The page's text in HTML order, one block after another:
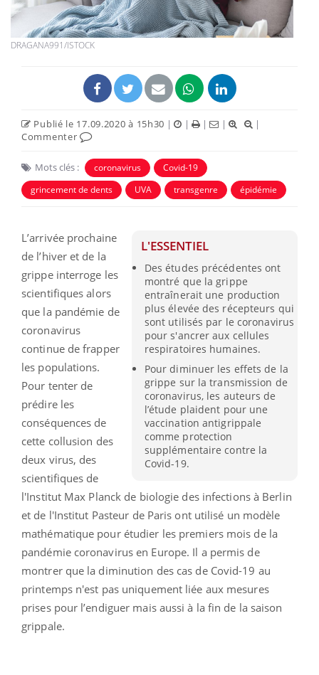
DRAGANA991/ISTOCK
Publié le 17.09.2020 à 15h30 | | | |
|
Commenter
Mots clés : coronavirus
Covid-19
grincement de dents
UVA transgenre épidémie
L'ESSENTIEL
Des études précédentes ont
montré que la grippe
entraînerait une production
plus élevée des récepteurs qui
sont utilisés par le coronavirus
pour s'ancrer aux cellules
respiratoires humaines.
Pour diminuer les effets de la
grippe sur la transmission de
coronavirus, les auteurs de
l’étude plaident pour une
vaccination antigrippale
comme protection
supplémentaire contre la
Covid-19.
L’arrivée prochaine
de l’hiver et de la
grippe interroge les
scientifiques alors
que la pandémie de
coronavirus
continue de frapper
les populations.
Pour tenter de
prédire les
conséquences de
cette collusion des
deux virus, des
scientifiques de
l'Institut Max Planck de biologie des infections à Berlin
et de l'Institut Pasteur de Paris ont utilisé un modèle
mathématique pour étudier les premiers mois de la
pandémie coronavirus en Europe. Il a permis de
montrer que la diminution des cas de Covid-19 au
printemps n'est pas uniquement liée aux mesures
prises pour l’endiguer mais aussi à la fin de la saison
grippale.